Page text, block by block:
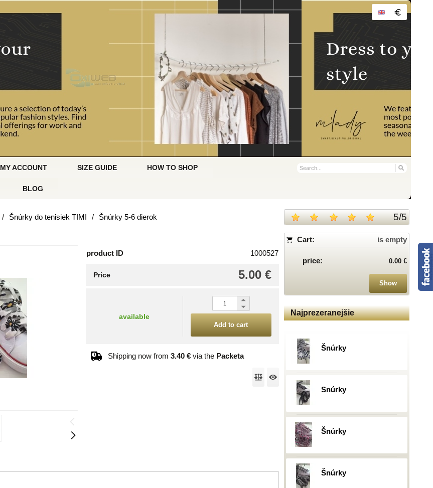
MY ACCOUNT SIZE GUIDE HOW TO SHOP
BLOG
5/5
Cart: is empty
price: 0.00 €
Show
Najprezeranejšie
Šnúrky
Snúrky
Šnúrky
Šnúrky
/ Šnúrky do tenisiek TIMI / Šnúrky 5-6 dierok
product ID 1000527
5.00 €
Price
available
Add to cart
Shipping now from 3.40 € via the Packeta